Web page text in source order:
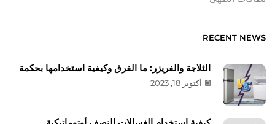
RECENT NEWS
الثلاجة والفريزر: ما الفرق وكيفية استخدامها بحكمة
أكتوبر 18, 2023